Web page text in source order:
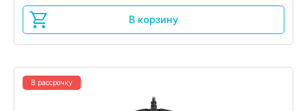
В корзину
В рассрочку